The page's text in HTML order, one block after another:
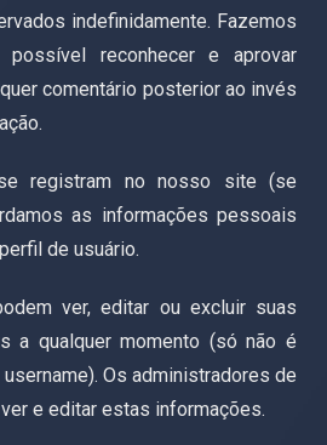
indefinidamente. Fazemos
reconhecer e aprovar
comentário posterior ao invés
registram no nosso site (se
as informações pessoais
de usuário.
ver, editar ou excluir suas
a qualquer momento (só não é
Os administradores de
e editar estas informações.